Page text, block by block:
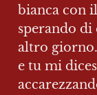
bianca con
sperando di
altro giorno.
e tu mi